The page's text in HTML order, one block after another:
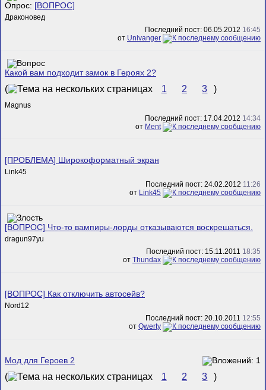
Опрос: [ВОПРОС]
Драконовед
Последний пост: 06.05.2012 16:45
от Univanger
Какой вам подходит замок в Героях 2?
( 1 2 3 )
Magnus
Последний пост: 17.04.2012 14:34
от Ment
[ПРОБЛЕМА] Широкоформатный экран
Link45
Последний пост: 24.02.2012 11:26
от Link45
[ВОПРОС] Что-то вампиры-лорды отказываются воскрешаться.
dragun97yu
Последний пост: 15.11.2011 18:35
от Thundax
[ВОПРОС] Как отключить автосейв?
Nord12
Последний пост: 20.10.2011 12:55
от Qwerty
Мод для Героев 2
( 1 2 3 )